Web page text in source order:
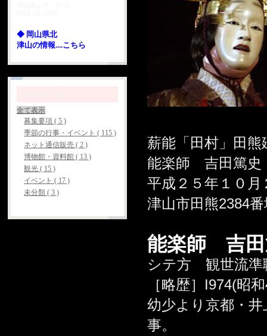
◆ 岡山県北
津山の情報....こちら
全て表示
募集要項 ( 5 )
季節の行事・イベント ( 115 )
ネット通信販売 ( 2 )
博物館・資料館 ( 13 )
観光 ( 15 )
イベント ( 17 )
未分類 ( 3 )
薪能「田村」田
能楽師 吉田篤史
平成２５年１０
津山市田熊2384
能楽師 吉田
シテ方 観世流準
［略歴］I974(昭
幼少より京都・
事。